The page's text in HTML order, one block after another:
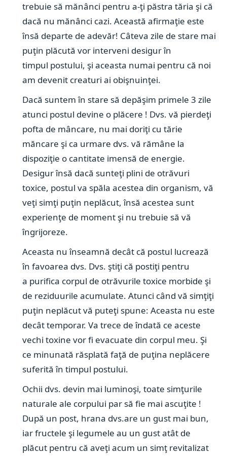
trebuie să mănânci pentru a-ţi păstra tăria şi că
dacă nu mănânci cazi. Această afirmaţie este
însă departe de adevăr! Câteva zile de stare mai
puţin plăcută vor interveni desigur în
timpul postului, şi aceasta numai pentru că noi
am devenit creaturi ai obişnuinţei.
Dacă suntem în stare să depăşim primele 3 zile
atunci postul devine o plăcere ! Dvs. vă pierdeţi
pofta de mâncare, nu mai doriţi cu tărie
măncare şi ca urmare dvs. vă rămâne la
dispoziţie o cantitate imensă de energie.
Desigur însă dacă sunteţi plini de otrăvuri
toxice, postul va spăla acestea din organism, vă
veţi simţi puţin neplăcut, însă acestea sunt
experienţe de moment şi nu trebuie să vă
îngrijoreze.
Aceasta nu înseamnă decât că postul lucrează
în favoarea dvs. Dvs. ştiţi că postiţi pentru
a purifica corpul de otrăvurile toxice morbide şi
de reziduurile acumulate. Atunci când vă simţiţi
puţin neplăcut vă puteţi spune: Aceasta nu este
decât temporar. Va trece de îndată ce aceste
vechi toxine vor fi evacuate din corpul meu. Şi
ce minunată răsplată faţă de puţina neplăcere
suferită în timpul postului.
Ochii dvs. devin mai luminoşi, toate simţurile
naturale ale corpului par să fie mai ascuţite !
După un post, hrana dvs.are un gust mai bun,
iar fructele şi legumele au un gust atât de
plăcut pentru că aveţi acum un simţ revitalizat